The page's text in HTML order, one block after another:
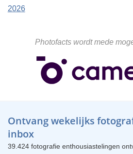
2026
Photofacts wordt mede
Ontvang wekelijks
inbox
39.424 fotografie enthousiastelingen